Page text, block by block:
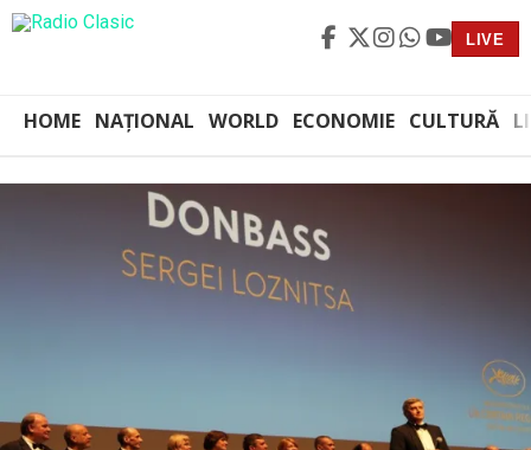
LIVE
HOME NAȚIONAL WORLD ECONOMIE CULTURĂ